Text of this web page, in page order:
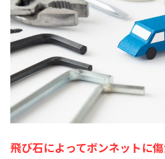
飛び石によってボンネットに